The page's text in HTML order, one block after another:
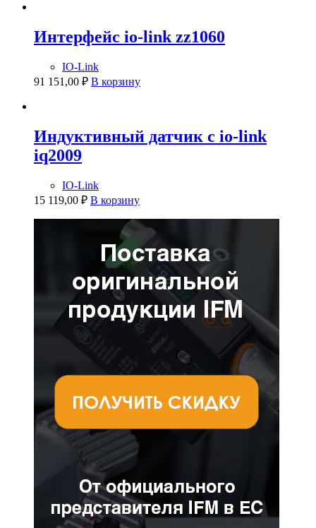
Интерфейс io-link zz1060
IO-Link
91 151,00 ₽ В корзину
Индуктивный датчик с io-link
iq2009
IO-Link
15 119,00 ₽ В корзину